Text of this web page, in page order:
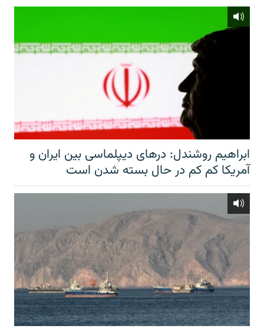
ابراهیم روشندل: درهای دیپلماسی بین ایران و
آمریکا کم کم در حال بسته شدن است